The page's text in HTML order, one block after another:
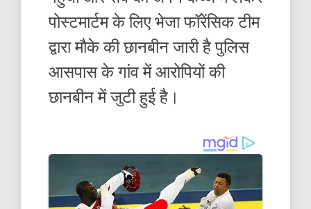
पोस्टमार्टम के लिए भेजा फॉरेंसिक टीम
द्वारा मौके की छानबीन जारी है पुलिस
आसपास के गांव में आरोपियों की
छानबीन में जुटी हुई है।